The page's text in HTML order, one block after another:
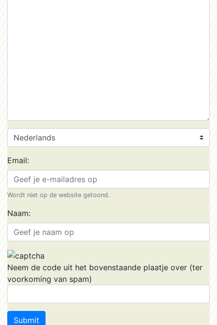
Email:
Wordt niet op de website getoond.
Naam:
Neem de code uit het bovenstaande plaatje over (ter
voorkoming van spam)
Submit